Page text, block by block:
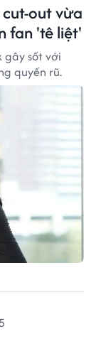
out vừa
fan 'tê liệt'
gây sốt với
quyến rũ.